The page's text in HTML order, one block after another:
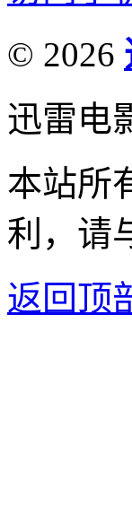
© 2026
迅雷电
本站所
利，请
返回顶